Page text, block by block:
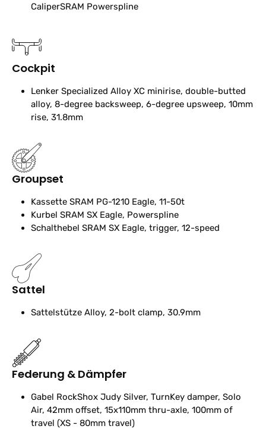
CaliperSRAM Powerspline
Cockpit
Lenker Specialized Alloy XC minirise, double-butted
alloy, 8-degree backsweep, 6-degree upsweep, 10mm
rise, 31.8mm
Groupset
Kassette SRAM PG-1210 Eagle, 11-50t
Kurbel SRAM SX Eagle, Powerspline
Schalthebel SRAM SX Eagle, trigger, 12-speed
Sattel
Sattelstütze Alloy, 2-bolt clamp, 30.9mm
Federung & Dämpfer
Gabel RockShox Judy Silver, TurnKey damper, Solo
Air, 42mm offset, 15x110mm thru-axle, 100mm of
travel (XS - 80mm travel)